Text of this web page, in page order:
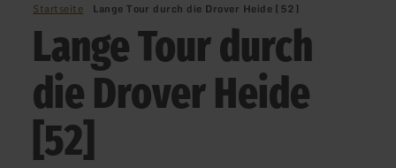
Startseite Lange Tour durch die Drover Heide [52]
Lange Tour durch
die Drover Heide
[52]